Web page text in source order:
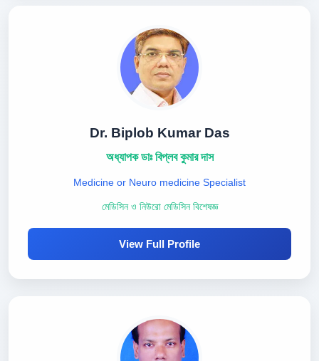
Dr. Biplob Kumar Das
অধ্যাপক ডাঃ বিপ্লব কুমার দাস
Medicine or Neuro medicine Specialist
মেডিসিন ও নিউরো মেডিসিন বিশেষজ্ঞ
View Full Profile